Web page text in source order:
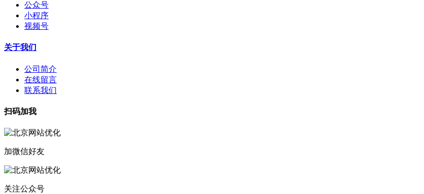
公众号
小程序
视频号
关于我们
公司简介
在线留言
联系我们
扫码加我
加微信好友
关注公众号